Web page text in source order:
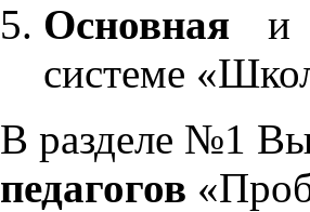
Основнаяи
системе
В разделе №1
педагогов